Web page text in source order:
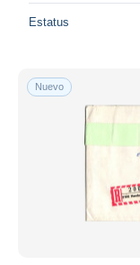
Estatus
Nuevo